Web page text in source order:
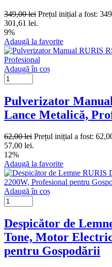
349,00lei Prețul inițial a fost:
301,61 lei.
9%
Adaugă la favorite
Adaugă în coș
Pulverizator
Lance Metalică,
62,00lei Prețul inițial a fost:
57,00 lei.
12%
Adaugă la favorite
Adaugă în coș
Despicător de
Tone, Motor
pentru Gospodării